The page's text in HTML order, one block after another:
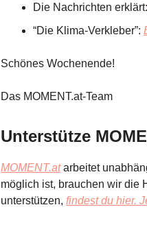
Die Nachrichten erklärt:
“Die Klima-Verkleber”:
Schönes Wochenende!
Das MOMENT.at-Team
Unterstütze
MOMENT.atarbeitet
möglich ist, brauchen wir die
unterstützen, findest du hier.